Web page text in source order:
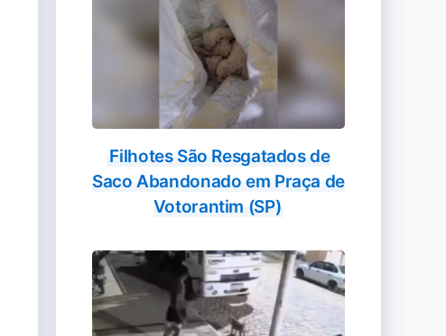
Filhotes São Resgatados de
Saco Abandonado em Praça de
Votorantim (SP)